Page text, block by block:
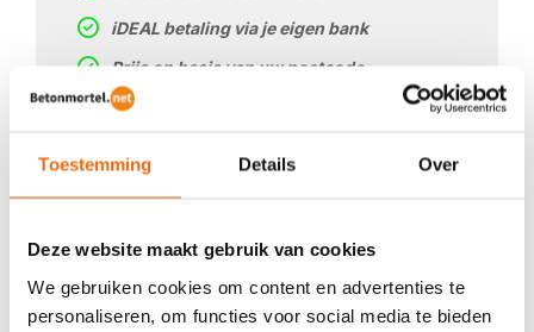
Toestemming Details Over
Deze website maakt gebruik van cookies
We gebruiken cookies om content en advertenties te
personaliseren, om functies voor social media te bieden
iDEAL betaling via je eigen bank
Prijs op basis van uw postcode
Regelmatig nieuwe prijzen